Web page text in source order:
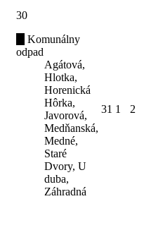
30
Komunálny
odpad
Agátová,
Hlotka,
Horenická
Hôrka,
Javorová,
Medňanská,
Medné,
Staré
Dvory, U
duba,
Záhradná
31 1 2